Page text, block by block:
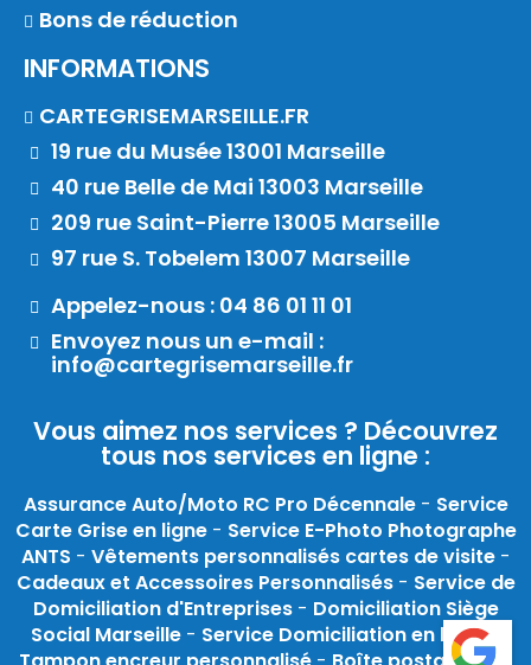
Bons de réduction
INFORMATIONS
CARTEGRISEMARSEILLE.FR
19 rue du Musée 13001 Marseille
40 rue Belle de Mai 13003 Marseille
209 rue Saint-Pierre 13005 Marseille
97 rue S. Tobelem 13007 Marseille
Appelez-nous : 04 86 01 11 01
Envoyez nous un e-mail :
info@cartegrisemarseille.fr
Vous aimez nos services ? Découvrez
tous nos services en ligne :
Assurance Auto/Moto RC Pro Décennale- Service
Carte Grise en ligne- Service E-Photo Photographe
ANTS - Vêtements personnalisés cartes de visite-
Cadeaux et Accessoires Personnalisés- Service de
Domiciliation d'Entreprises- Domiciliation Siège
Social Marseille- Service Domiciliation en ligne-